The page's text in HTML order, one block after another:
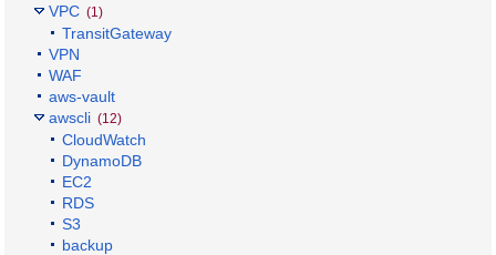
VPC (1)
TransitGateway
VPN
WAF
aws-vault
awscli (12)
CloudWatch
DynamoDB
EC2
RDS
S3
backup